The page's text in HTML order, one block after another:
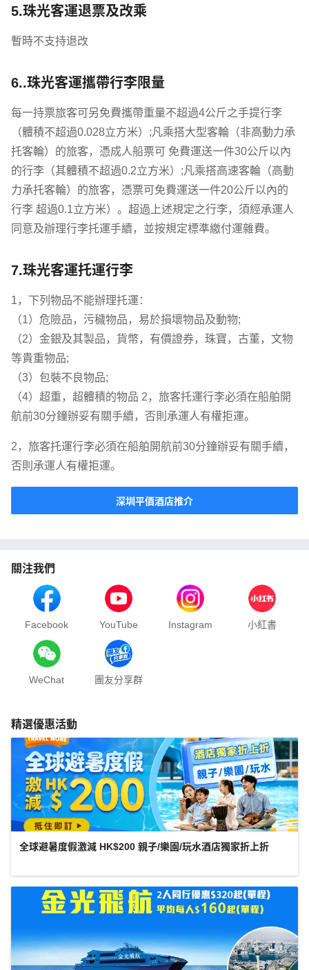
5.珠光客運退票及改乘
暫時不支持退改
6..珠光客運攜帶行李限量
每一持票旅客可另免費攜帶重量不超過4公斤之手提行李
（體積不超過0.028立方米）;凡乘搭大型客輪（非高動力承
托客輪）的旅客，憑成人船票可 免費運送一件30公斤以內
的行李（其體積不超過0.2立方米）;凡乘搭高速客輪（高動
力承托客輪）的旅客，憑票可免費運送一件20公斤以內的
行李 超過0.1立方米）。超過上述規定之行李，須經承運人
同意及辦理行李托運手續，並按規定標準繳付運雜費。
7.珠光客運托運行李
1，下列物品不能辦理托運：
（1）危險品，污穢物品，易於損壞物品及動物;
（2）金銀及其製品，貨幣，有價證券，珠寶，古董，文物
等貴重物品;
（3）包裝不良物品;
（4）超重，超體積的物品 2，旅客托運行李必須在船舶開
航前30分鐘辦妥有關手續，否則承運人有權拒運。
2，旅客托運行李必須在船舶開航前30分鐘辦妥有關手續，
否則承運人有權拒運。
深圳平價酒店推介
關注我們
Facebook YouTube Instagram 小紅書
WeChat 團友分享群
精選優惠活動
全球避暑度假激減 HK$200 親子/樂園/玩水酒店獨家折上折